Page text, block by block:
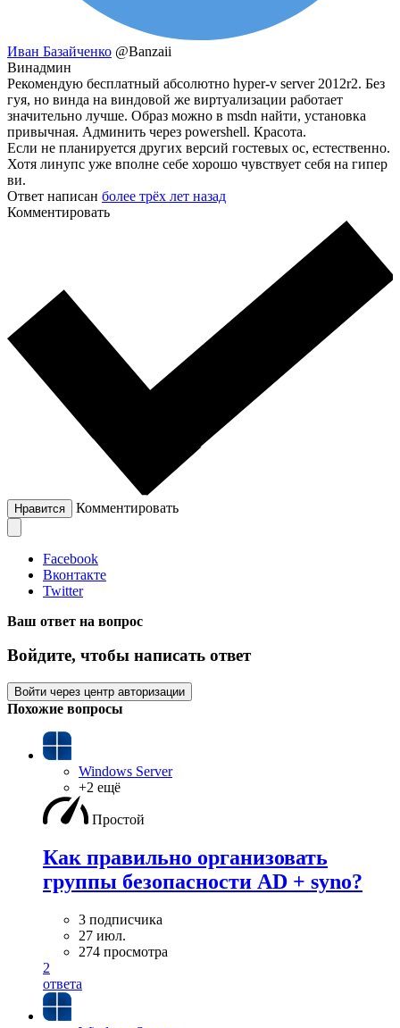
Иван Базайченко @Banzaii
Винадмин
Рекомендую бесплатный абсолютно hyper-v server 2012r2. Без
гуя, но винда на виндовой же виртуализации работает
значительно лучше. Образ можно в msdn найти, установка
привычная. Админить через powershell. Красота.
Если не планируется других версий гостевых ос, естественно.
Хотя линупс уже вполне себе хорошо чувствует себя на гипер
ви.
Ответ написан более трёх лет назад
Комментировать
Нравится Комментировать
Facebook
Вконтакте
Twitter
Ваш ответ на вопрос
Войдите, чтобы написать ответ
Войти через центр авторизации
Похожие вопросы
Windows Server
+2 ещё
Простой
Как правильно организовать
группы безопасности AD + syno?
3 подписчика
27 июл.
274 просмотра
2
ответа